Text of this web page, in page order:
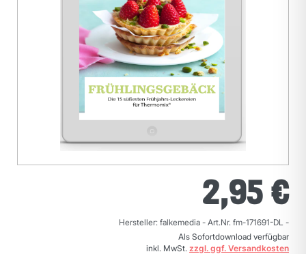
2,95 €
Hersteller: falkemedia - Art.Nr. fm-171691-DL -
Als Sofortdownload verfügbar
inkl. MwSt. zzgl. ggf. Versandkosten